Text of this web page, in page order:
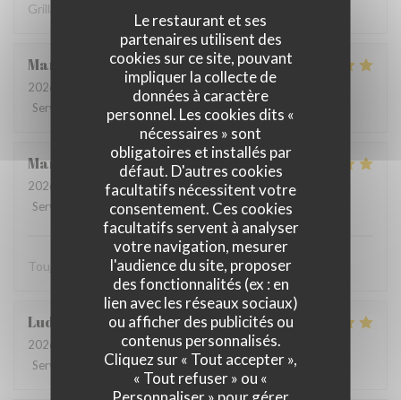
Le restaurant et ses
partenaires utilisent des
cookies sur ce site, pouvant
impliquer la collecte de
données à caractère
personnel. Les cookies dits «
nécessaires » sont
obligatoires et installés par
défaut. D'autres cookies
facultatifs nécessitent votre
consentement. Ces cookies
facultatifs servent à analyser
votre navigation, mesurer
l'audience du site, proposer
des fonctionnalités (ex : en
lien avec les réseaux sociaux)
ou afficher des publicités ou
contenus personnalisés.
Cliquez sur « Tout accepter »,
« Tout refuser » ou «
Grillades à recommander
Martine
2026-08-01
- 12:15 - Couverts 2
Service
/5 5 /5 Qualité / Prix
Marie-catherine P
2026-08-02
- 12:45 - Couverts 4
Service
Ambiance:5/5 Cuisine:5 /5 Qualité / Prix
Toujours très bien. Bon produits. On s’est régalé merci.
Ludovic
2026-08-02
- 12:45 - Couverts 4
Service
Ambiance :5/5 Cuisine :5/5 Qualité / Prix